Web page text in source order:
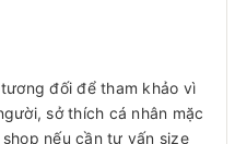
đối để tham khảo vì
sở thích cá nhân mặc
nếu cần tư vấn size